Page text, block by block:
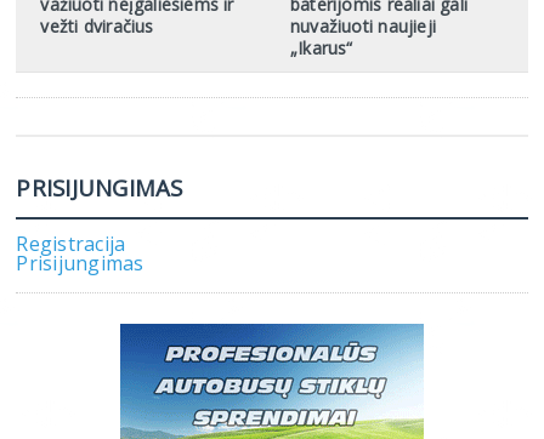
važiuoti neįgaliesiems ir
vežti dviračius
baterijomis realiai gali
nuvažiuoti naujieji
„Ikarus“
PRISIJUNGIMAS
Registracija
Prisijungimas